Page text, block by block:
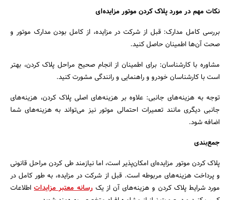
نکات مهم در مورد پلاک کردن موتور مزایده‌ای
بررسی کامل مدارک: قبل از شرکت در مزایده، از کامل بودن مدارک موتور و
صحت آن‌ها اطمینان حاصل کنید.
مشاوره با کارشناسان: برای اطمینان از انجام صحیح مراحل پلاک کردن، بهتر
است با کارشناسان خودرو و راهنمایی و رانندگی مشورت کنید.
توجه به هزینه‌های جانبی: علاوه بر هزینه‌های اصلی پلاک کردن، هزینه‌های
جانبی دیگری مانند تعمیرات احتمالی موتور نیز می‌تواند به هزینه‌های شما
اضافه شود.
جمع‌بندی
پلاک کردن موتور مزایده‌ای امکان‌پذیر است، اما نیازمند طی کردن مراحل قانونی
و پرداخت هزینه‌های مربوطه است. قبل از شرکت در مزایده، به طور کامل در
مورد شرایط پلاک کردن و هزینه‌های آن از یکرسانه معتبر مزایداتاطلاعات